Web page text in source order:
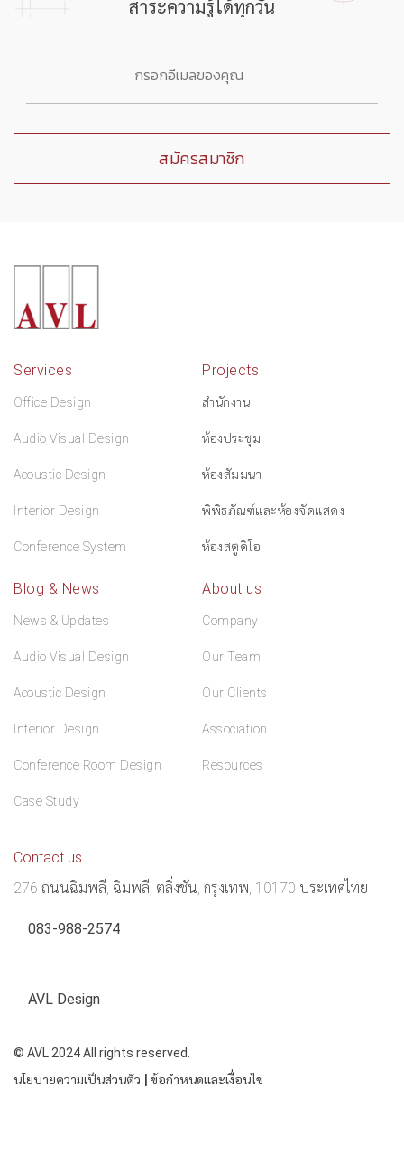
สาระความรู้ได้ทุกวัน
Contact us
276 ถนนฉิมพลี, ฉิมพลี, ตลิ่งชัน, กรุงเทพ, 10170 ประเทศไทย
083-988-2574
AVL Design
Services
Office Design
Audio Visual Design
Acoustic Design
Interior Design
Conference System
Projects
สำนักงาน
ห้องประชุม
ห้องสัมมนา
พิพิธภัณฑ์และห้องจัดแสดง
ห้องสตูดิโอ
Blog & News
News & Updates
Audio Visual Design
Acoustic Design
Interior Design
Conference Room Design
Case Study
About us
Company
Our Team
Our Clients
Association
Resources
© AVL 2024 All rights reserved.
นโยบายความเป็นส่วนตัว | ข้อกำหนดและเงื่อนไข